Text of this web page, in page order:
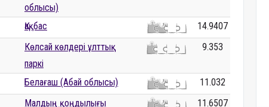
облысы)
Қақбас
14.9407
Көлсай көлдері ұлттық
паркі
9.353
Белағаш (Абай облысы)
11.032
Малдың қоңдылығы
11.6507